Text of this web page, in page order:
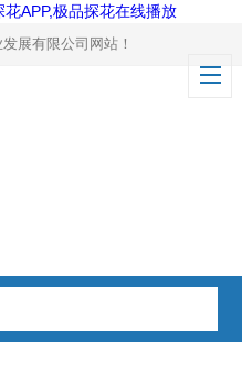
APP,极品探花在线播放
有限公司网站！